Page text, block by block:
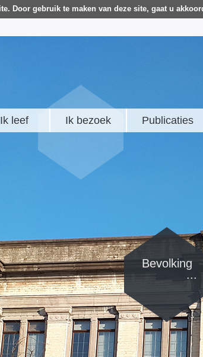
Door gebruik te maken van deze site, gaat u
Ik leef Ik bezoek Publicaties
Bevolking
...